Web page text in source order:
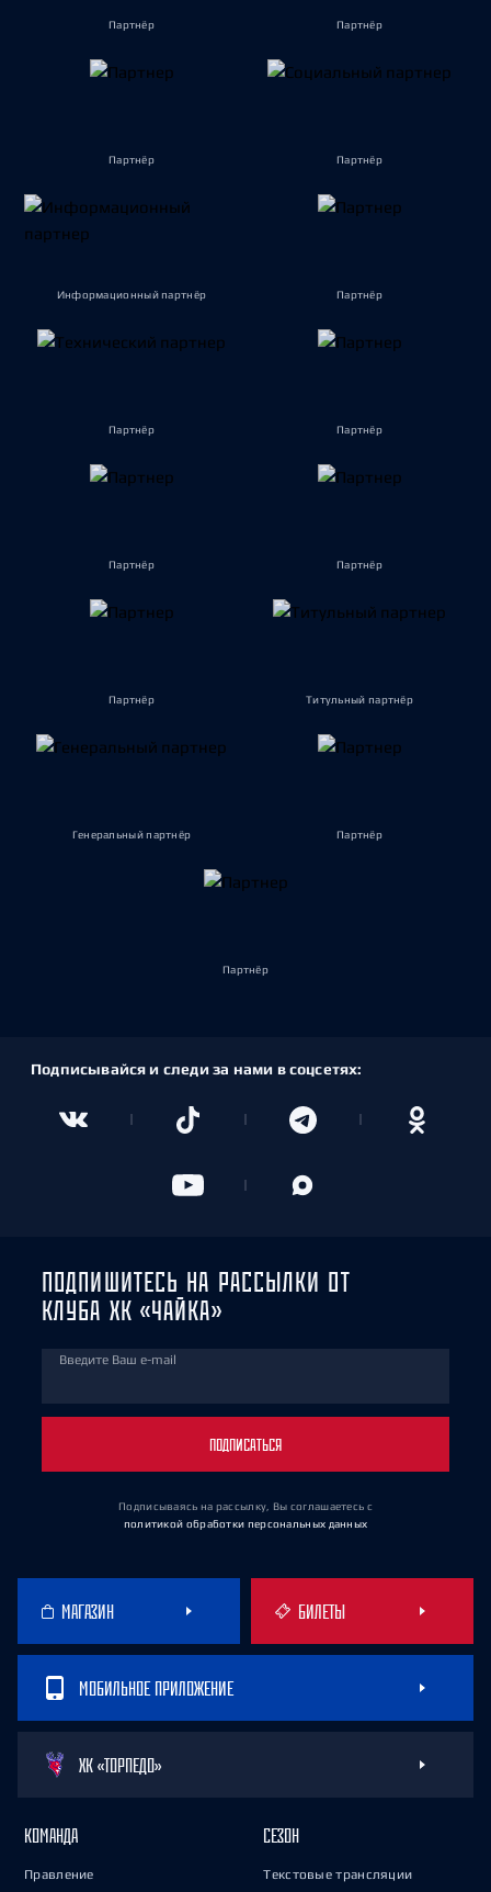
Партнёр Партнёр
Партнёр Партнёр
Информационный партнёр Партнёр
Партнёр Партнёр
Партнёр Партнёр
Партнёр Титульный партнёр
Генеральный партнёр Партнёр
Партнёр
Подписывайся и следи за нами в соцсетях:
ПОДПИШИТЕСЬ НА РАССЫЛКИ ОТ
КЛУБА ХК «ЧАЙКА»
Введите Ваш e-mail
ПОДПИСАТЬСЯ
Подписываясь на рассылку, Вы соглашаетесь с
политикой обработки персональных данных
МАГАЗИН БИЛЕТЫ
МОБИЛЬНОЕ ПРИЛОЖЕНИЕ
ХК «ТОРПЕДО»
КОМАНДА
Правление
СЕЗОН
Текстовые трансляции